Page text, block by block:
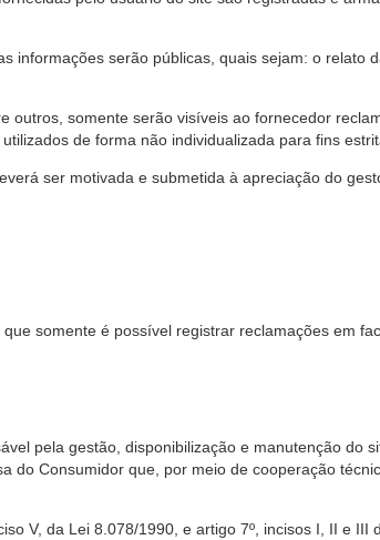
informações serão públicas, quais sejam: o relato
outros, somente serão visíveis ao fornecedor
de forma não individualizada para fins
ser motivada e submetida à apreciação do
somente é possível registrar reclamações em
pela gestão, disponibilização e manutenção do
do Consumidor que, por meio de cooperação
V, da Lei 8.078/1990, e artigo 7º, incisos I, II e III